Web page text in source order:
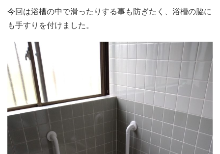
今回は浴槽の中で滑ったりする事も防ぎたく、浴槽の脇に
も手すりを付けました。